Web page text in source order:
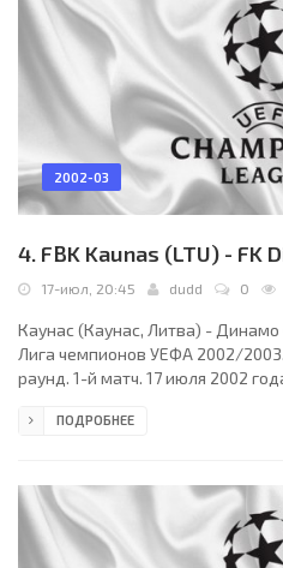
Чантар, 8. Эссьен Мбонг (НИГ), 9.
2002-03
4. FBK Kaunas (LTU) - FK
17-июл, 20:45 dudd 0
Каунас (Каунас, Литва) -
Лига чемпионов УЕФА 2002/
раунд. 1-й матч. 17 июля 2002
Судьи: Олег Чикун, Василий
Зелмикас, 46), 5. Томас
Марюс Безыкорновас, 10.
ПОДРОБНЕЕ